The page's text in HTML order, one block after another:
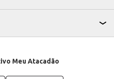
Meu Atacadão